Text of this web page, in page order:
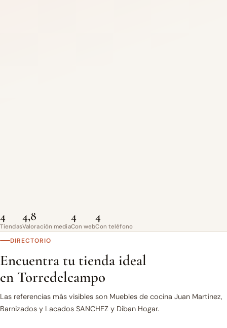
4
Tiendas
4,8
Valoración media
4
Con web
4
Con teléfono
DIRECTORIO
Encuentra tu tienda ideal
en Torredelcampo
Las referencias más visibles son Muebles de cocina Juan Martinez,
Barnizados y Lacados SANCHEZ y Diban Hogar.